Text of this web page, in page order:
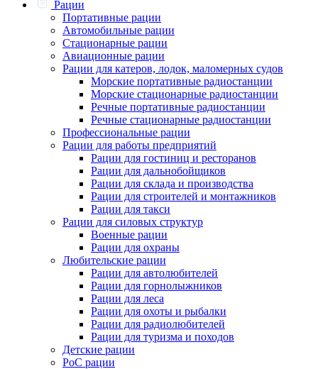
Рации
Портативные рации
Автомобильные рации
Стационарные рации
Авиационные рации
Рации для катеров, лодок, маломерных судов
Морские портативные радиостанции
Морские стационарные радиостанции
Речные портативные радиостанции
Речные стационарные радиостанции
Профессиональные рации
Рации для работы предприятий
Рации для гостиниц и ресторанов
Рации для дальнобойщиков
Рации для склада и производства
Рации для строителей и монтажников
Рации для такси
Рации для силовых структур
Военные рации
Рации для охраны
Любительские рации
Рации для автолюбителей
Рации для горнолыжников
Рации для леса
Рации для охоты и рыбалки
Рации для радиолюбителей
Рации для туризма и походов
Детские рации
PoC рации